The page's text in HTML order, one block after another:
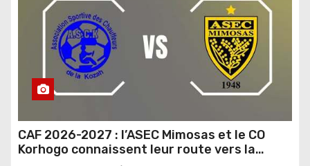
CAF 2026-2027 : l’ASEC Mimosas et le CO
Korhogo connaissent leur route vers la